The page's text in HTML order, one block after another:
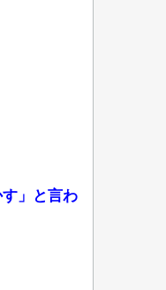
」と言わ